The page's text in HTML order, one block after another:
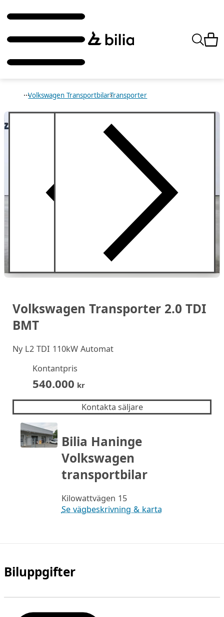
Volkswagen TransportbilarTransporter
Volkswagen Transporter 2.0 TDI
BMT
NyL2 TDI 110kW Automat
Kontantpris
540.000 kr
Kontakta säljare
Bilia Haninge
Volkswagen
transportbilar
Kilowattvägen 15
Se vägbeskrivning & karta
Biluppgifter